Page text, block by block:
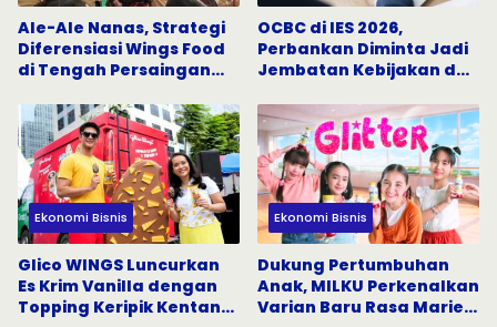
Ale-Ale Nanas, Strategi
Diferensiasi Wings Food
di Tengah Persaingan
OCBC di IES 2026,
Perbankan Diminta Jadi
Jembatan Kebijakan dan
Ekonomi Bisnis
Glico WINGS Luncurkan
Es Krim Vanilla dengan
Topping Keripik Kentang
Ekonomi Bisnis
Dukung Pertumbuhan
Anak, MILKU Perkenalkan
Varian Baru Rasa Marie